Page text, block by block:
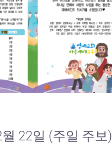
월 22일 (주일 주보)